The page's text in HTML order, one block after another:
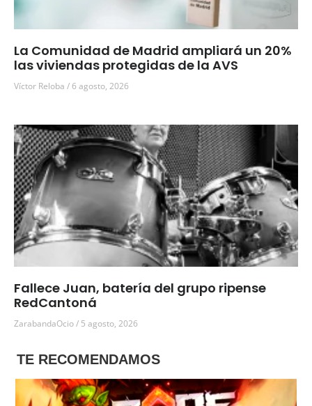
La Comunidad de Madrid ampliará un 20%
las viviendas protegidas de la AVS
Víctor Reloba 6 agosto, 2026
Fallece Juan, batería del grupo ripense
RedCantoná
ZarabandaOcio 5 agosto, 2026
TE RECOMENDAMOS